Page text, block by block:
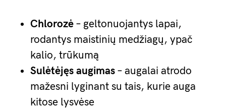
Chlorozė – geltonuojantys lapai,
rodantys maistinių medžiagų, ypač
kalio, trūkumą
Sulėtėjęs augimas – augalai atrodo
mažesni lyginant su tais, kurie auga
kitose lysvėse